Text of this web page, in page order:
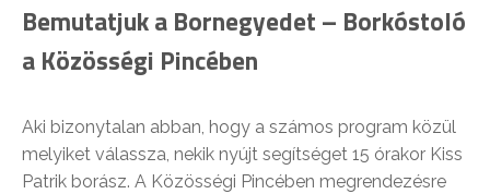
Bemutatjuk a Bornegyedet – Borkóstoló
a Közösségi Pincében
Aki bizonytalan abban, hogy a számos program közül
melyiket válassza, nekik nyújt segítséget 15 órakor Kiss
Patrik borász. A Közösségi Pincében megrendezésre